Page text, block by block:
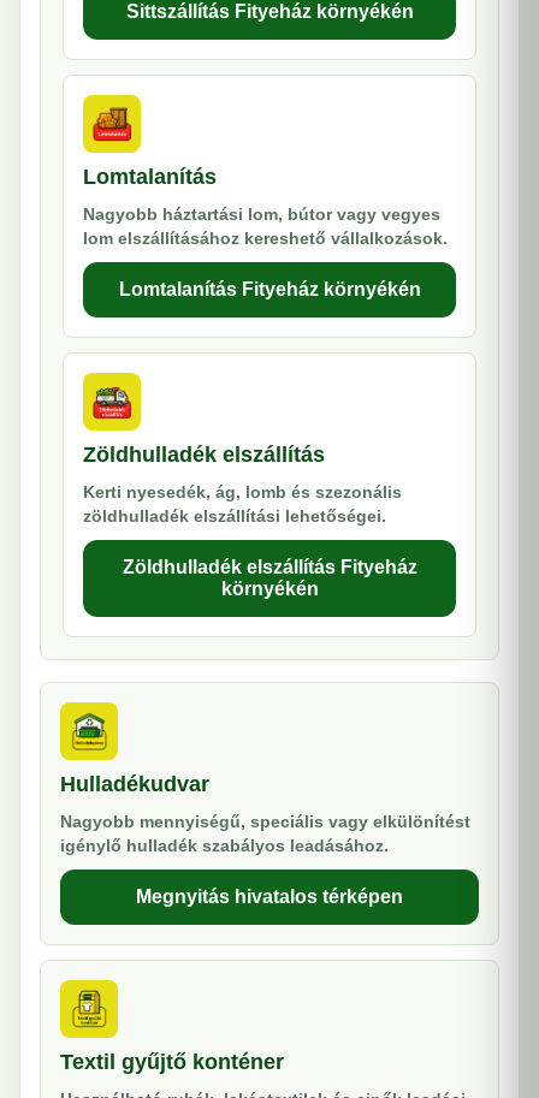
Sittszállítás Fityeház környékén
Lomtalanítás
Nagyobb háztartási lom, bútor vagy vegyes
lom elszállításához kereshető vállalkozások.
Lomtalanítás Fityeház környékén
Zöldhulladék elszállítás
Kerti nyesedék, ág, lomb és szezonális
zöldhulladék elszállítási lehetőségei.
Zöldhulladék elszállítás Fityeház
környékén
Hulladékudvar
Nagyobb mennyiségű, speciális vagy elkülönítést
igénylő hulladék szabályos leadásához.
Megnyitás hivatalos térképen
Textil gyűjtő konténer